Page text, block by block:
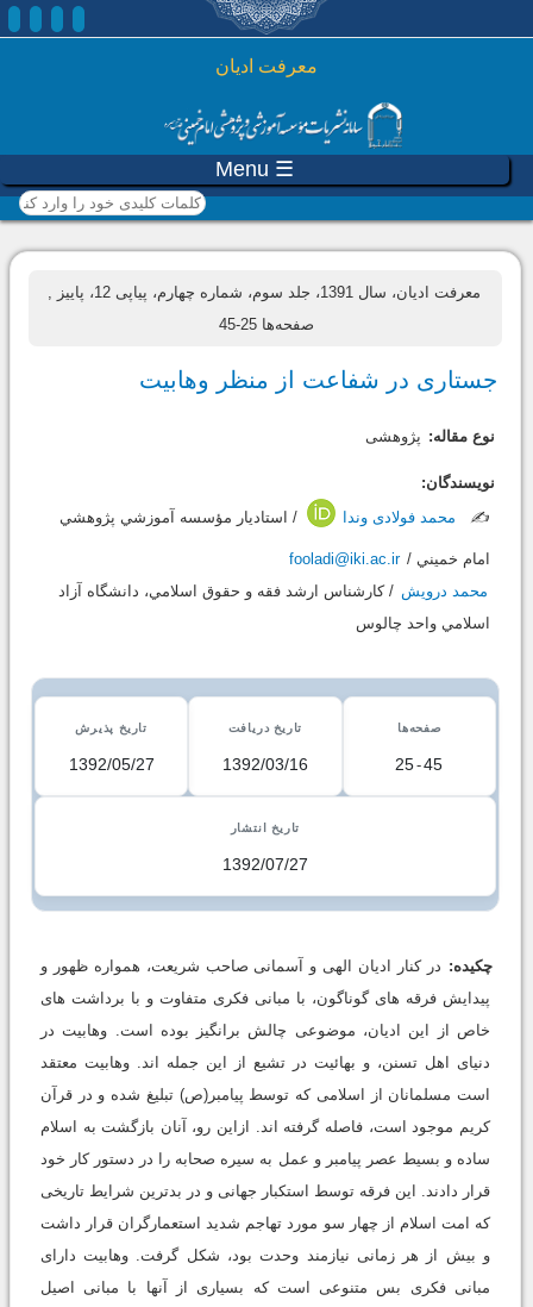
رفتن به محتوای اصلی
معرفت ادیان
☰ Menu
کلمات کلیدی خود را وارد
کنید
معرفت ادیان، سال 1391، جلد سوم، شماره چهارم، پیاپی 12، پاییز
صفحه‌ها 25-45
جستاری در شفاعت از منظر وهابیت
نوع مقاله: پژوهشی
نویسندگان:
✍️
محمد فولادی وندا / استاديار مؤسسه آموزشي پژوهشي
امام خميني / fooladi@iki.ac.ir
محمد درویش / كارشناس ارشد فقه و حقوق اسلامي، دانشگاه آزاد
اسلامي واحد چالوس
صفحه‌ها
25-45
تاریخ دریافت
1392/03/16
تاریخ پذیرش
1392/05/27
تاریخ انتشار
1392/07/27
چکیده: در کنار ادیان الهی و آسمانی صاحب شریعت، همواره ظهور و
پیدایش فرقه های گوناگون، با مبانی فکری متفاوت و با برداشت های
خاص از این ادیان، موضوعی چالش برانگیز بوده است. وهابیت در
دنیای اهل تسنن، و بهائیت در تشیع از این جمله اند. وهابیت معتقد
است مسلمانان از اسلامی که توسط پیامبر(ص) تبلیغ شده و در قرآن
کریم موجود است، فاصله گرفته اند. ازاین رو، آنان بازگشت به اسلام
ساده و بسیط عصر پیامبر و عمل به سیره صحابه را در دستور کار خود
قرار دادند. این فرقه توسط استکبار جهانی و در بدترین شرایط تاریخی
که امت اسلام از چهار سو مورد تهاجم شدید استعمارگران قرار داشت
و بیش از هر زمانی نیازمند وحدت بود، شکل گرفت. وهابیت دارای
مبانی فکری بس متنوعی است که بسیاری از آنها با مبانی اصیل